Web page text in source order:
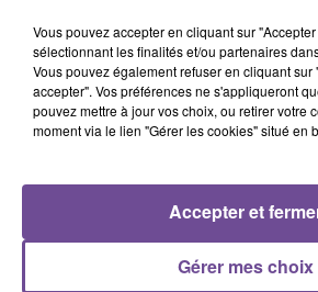
TAME IMPALA, JENNIE
Dracula (jennie Remix
- Boys Noize Disko
Version)
ULTRA NATE, HUGEL,
IMAEL ANGEL
Movin' To The Sun
(extended Mix)
Vous pouvez accepter en cliquant sur
sélectionnant les finalités et/ou partenaires
Vous pouvez également refuser en cliquant sur
accepter". Vos préférences ne s'appliqueront
pouvez mettre à jour vos choix, ou retirer votre
moment via le lien "Gérer les cookies" situé en
Gérer mes choix
Accepter et